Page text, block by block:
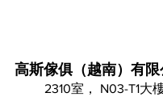
高斯傢俱（越南）有限
2310室， N03-T1大